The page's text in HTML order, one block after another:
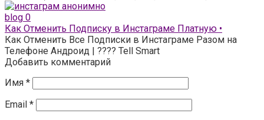
blog 0
Как Отменить Подписку в Инстаграме Платную •
Как Отменить Все Подписки в Инстаграме Разом на
Телефоне Андроид | ???? Tell Smart
Добавить комментарий
Имя *
Email *